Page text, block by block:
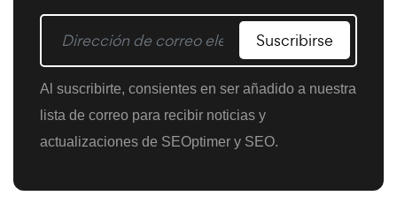
Suscribirse
Al suscribirte, consientes en ser añadido a nuestra
lista de correo para recibir noticias y
actualizaciones de SEOptimer y SEO.